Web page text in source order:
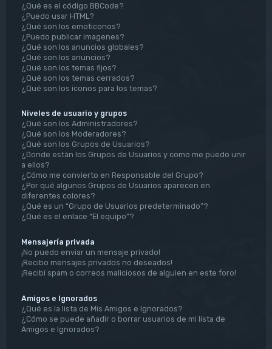
¿Qué es el código BBCode?
¿Puedo usar HTML?
¿Qué son los emoticonos?
¿Puedo publicar imagenes?
¿Qué son los anuncios globales?
¿Qué son los anuncios?
¿Qué son los temas fijos?
¿Qué son los temas cerrados?
¿Qué son los iconos para los temas?
Niveles de usuario y grupos
¿Qué son los Administradores?
¿Qué son los Moderadores?
¿Qué son los Grupos de Usuarios?
¿Donde están los Grupos de Usuarios y como me puedo unir
a ellos?
¿Cómo me convierto en Responsable del Grupo?
¿Por qué algunos Grupos de Usuarios aparecen en
diferentes colores?
¿Qué es un “Grupo de Usuarios predeterminado”?
¿Qué es el enlace “El equipo”?
Mensajería privada
¡No puedo enviar un mensaje privado!
¡Recibo mensajes privados no deseados!
¡Recibí spam o correos maliciosos de alguien en este foro!
Amigos e Ignorados
¿Qué es la lista de Mis Amigos e Ignorados?
¿Cómo se puede añadir o borrar usuarios de mi lista de
Amigos e Ignorados?